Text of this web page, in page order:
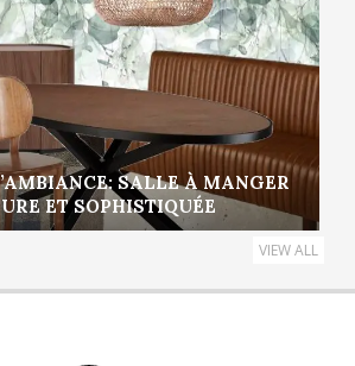
SALLE À MANGER
ET SOPHISTIQUÉE
VIEW ALL